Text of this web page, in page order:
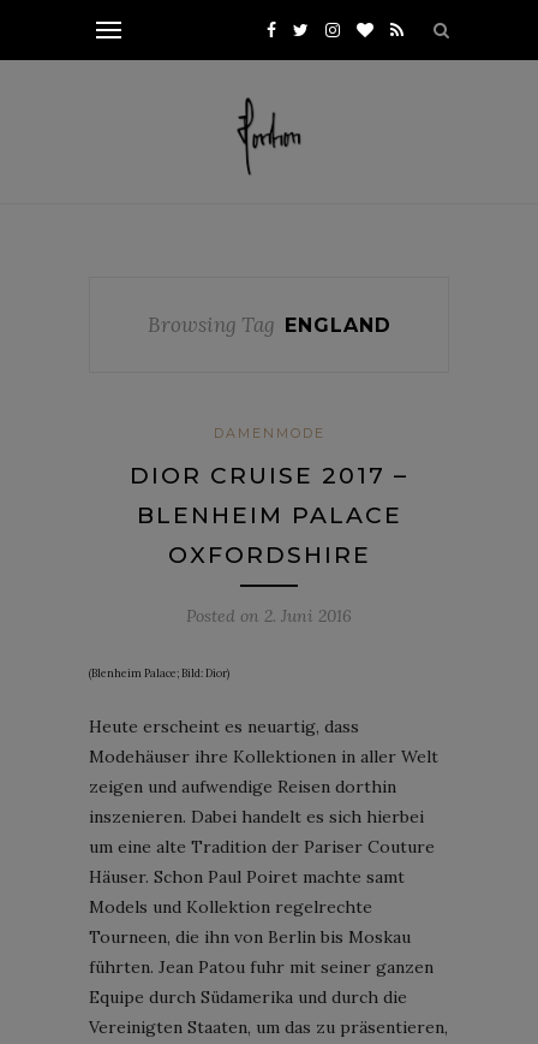
Browsing Tag ENGLAND
DAMENMODE
DIOR CRUISE 2017 –
BLENHEIM PALACE
OXFORDSHIRE
Posted on 2. Juni 2016
(Blenheim Palace; Bild: Dior)
Heute erscheint es neuartig, dass
Modehäuser ihre Kollektionen in aller Welt
zeigen und aufwendige Reisen dorthin
inszenieren. Dabei handelt es sich hierbei
um eine alte Tradition der Pariser Couture
Häuser. Schon Paul Poiret machte samt
Models und Kollektion regelrechte
Tourneen, die ihn von Berlin bis Moskau
führten. Jean Patou fuhr mit seiner ganzen
Equipe durch Südamerika und durch die
Vereinigten Staaten, um das zu präsentieren,